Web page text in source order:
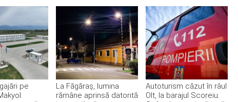
pe
La Făgăraș, lumina
rămâne aprinsă datorită
Autoturism căzut în râul
Olt, la barajul Scoreiu.